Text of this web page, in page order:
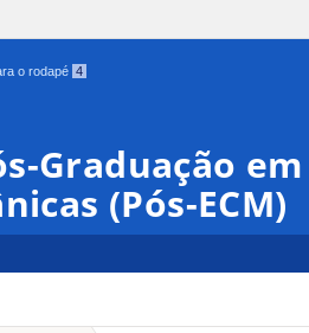
o rodapé 4
Graduação
(Pós-ECM)